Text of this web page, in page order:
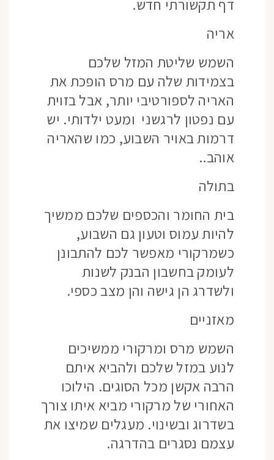
דף תקשורתי חדש.
אריה
השמש שליטת המזל שלכם
בצמידות שלה עם מרס הופכת את
האריה לספורטיבי יותר, אבל בזוית
עם נפטון לרגשני ומעט ילדותי. יש
דרמות באויר השבוע, כמו שהאריה
אוהב..
בתולה
בית החומר והכספים שלכם ממשיך
להיות עמוס וטעון גם השבוע,
כשמרקורי מאפשר לכם להתבונן
לעומק בחשבון הבנק לשנות
ולשדרג הן גישה והן מצב כספי.
מאזניים
השמש מרס ומרקורי ממשיכים
לנוע במזל שלכם ולהביא איתם
הרבה אקשן מכל הסוגים. הילוכו
האחורי של מרקורי מביא איתו צורך
בשדרוג ובשינוי. מעגלים שמיצו את
עצמם נסגרים בהדרגה.